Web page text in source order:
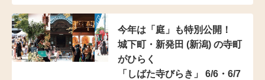
今年は「庭」も特別公開！
城下町・新発田 (新潟) の寺町
がひらく
「しばた寺びらき」 6/6・6/7